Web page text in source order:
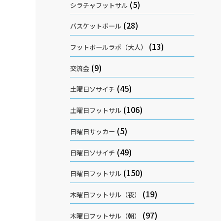
シラチャフットサル(5)
バスケットボール(28)
フットボールラボ（大人） (13)
交流会(9)
土曜日ソサイチ (45)
土曜日フットサル(106)
日曜日サッカー (5)
日曜日ソサイチ (49)
日曜日フットサル(150)
木曜日フットサル（夜） (19)
木曜日フットサル（朝） (97)